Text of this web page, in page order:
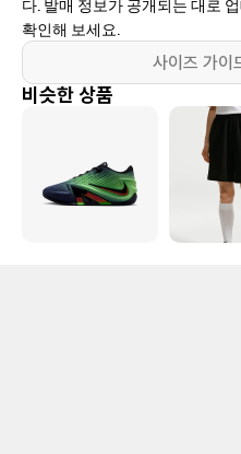
확인해 보세요.
사이즈 가이
비슷한 상품